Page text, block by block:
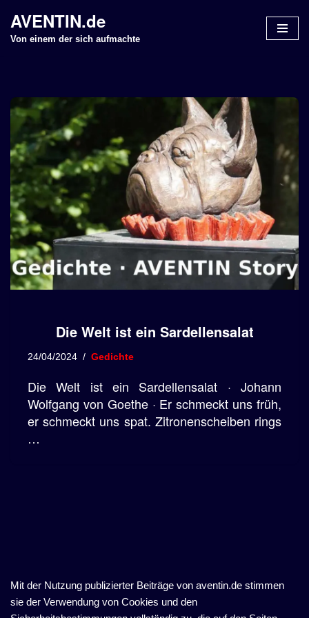
Z
n
l
t
s
p
r
i
n
g
e
AVENTIN.de
Von einem der sich aufmachte
Die Welt ist ein Sardellensalat
24/04/2024 Gedichte
Die Welt ist ein Sardellensalat · Johann
Wolfgang von Goethe · Er schmeckt uns früh,
er schmeckt uns spat. Zitronenscheiben rings
…
Mit der Nutzung publizierter Beiträge von aventin.de stimmen
sie der Verwendung von Cookies und den